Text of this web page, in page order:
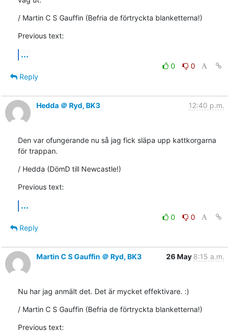
/ Martin C S Gauffin (Befria de förtryckta blanketterna!)
Previous text:
...
0
0
Reply
Hedda ＠ Ryd, BK3 12:40 p.m.
Den var ofungerande nu så jag fick släpa upp kattkorgarna
för trappan.
/ Hedda (DömD till Newcastle!)
Previous text:
...
0
0
Reply
Martin C S Gauffin ＠ Ryd, BK3 26 May 8:15 a.m.
Nu har jag anmält det. Det är mycket effektivare. :)
/ Martin C S Gauffin (Befria de förtryckta blanketterna!)
Previous text: